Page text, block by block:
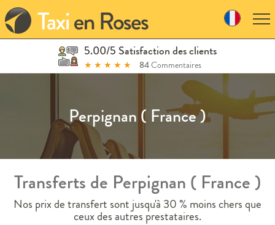
Skip
to
navigation
Skip
5.00/5 Satisfaction des clients
★ ★ ★ ★ ★ 84Commentaires
Perpignan ( France )
Transferts de Perpignan ( France )
Nos prix de transfert sont jusqu'à 30 % moins chers que
ceux des autres prestataires.